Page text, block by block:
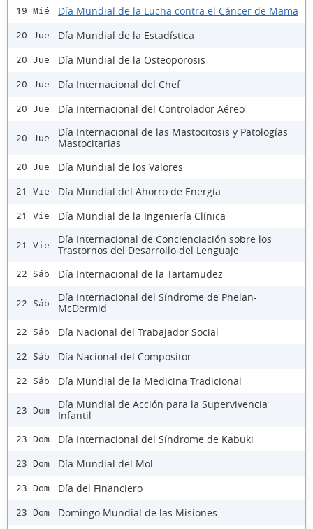
19 Mié Día Mundial de la Lucha contra el Cáncer de Mama
20 Jue Día Mundial de la Estadística
20 Jue Día Mundial de la Osteoporosis
20 Jue Día Internacional del Chef
20 Jue Día Internacional del Controlador Aéreo
20 Jue
Día Internacional de las Mastocitosis y Patologías
Mastocitarias
20 Jue Día Mundial de los Valores
21 Vie Día Mundial del Ahorro de Energía
21 Vie Día Mundial de la Ingeniería Clínica
21 Vie
Día Internacional de Concienciación sobre los
Trastornos del Desarrollo del Lenguaje
22 Sáb Día Internacional de la Tartamudez
22 Sáb
Día Internacional del Síndrome de Phelan-
McDermid
22 Sáb Día Nacional del Trabajador Social
22 Sáb Día Nacional del Compositor
22 Sáb Día Mundial de la Medicina Tradicional
23 Dom
Día Mundial de Acción para la Supervivencia
Infantil
23 Dom Día Internacional del Síndrome de Kabuki
23 Dom Día Mundial del Mol
23 Dom Día del Financiero
23 Dom Domingo Mundial de las Misiones